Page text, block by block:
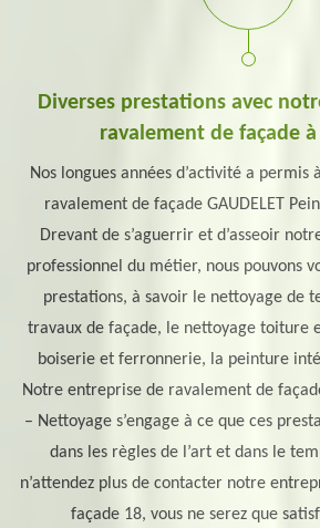
Diverses prestations avec
ravalement de façade
Nos longues années d’activité a
ravalement de façade GAUDELET
Drevant de s’aguerrir et d’asseoir
professionnel du métier, nous pouvons
prestations, à savoir le nettoyage de
travaux de façade, le nettoyage toiture
boiserie et ferronnerie, la peinture
Notre entreprise de ravalement de
– Nettoyage s’engage à ce que ces
dans les règles de l’art et dans le
n’attendez plus de contacter notre
façade 18, vous ne serez que